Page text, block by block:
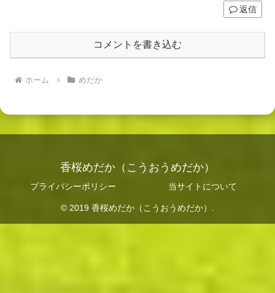
返信
コメントを書き込む
ホーム めだか
香桜めだか（こうおうめだか）
プライバシーポリシー 当サイトについて
© 2019 香桜めだか（こうおうめだか）.